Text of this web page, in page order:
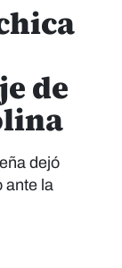
de
dejó
ante la